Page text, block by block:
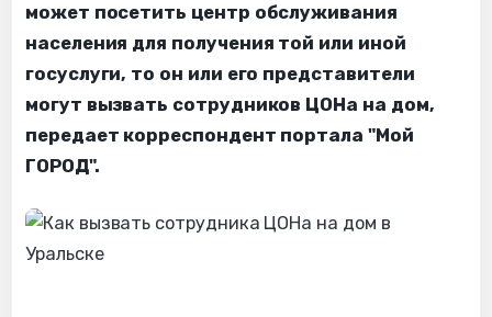
может посетить центр обслуживания
населения для получения той или иной
госуслуги, то он или его представители
могут вызвать сотрудников ЦОНа на дом,
передает корреспондент портала "Мой
ГОРОД".